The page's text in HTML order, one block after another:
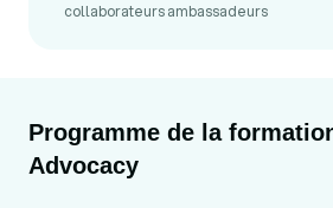
collaborateurs ambassadeurs
Programme de la
Advocacy